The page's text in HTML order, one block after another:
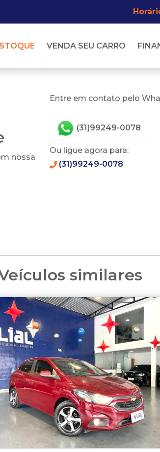
VENDA SEU CARRO
nossa
Entre em contato pelo
(31)99249-0078
Ou ligue agora para:
(31)99249-0078
similares